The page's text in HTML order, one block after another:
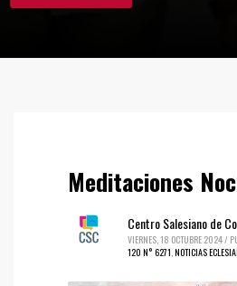
Meditaciones
Centro Salesiano de
VIERNES, 18 OCTUBRE 2024/
120 N° 6271,NOTICIAS